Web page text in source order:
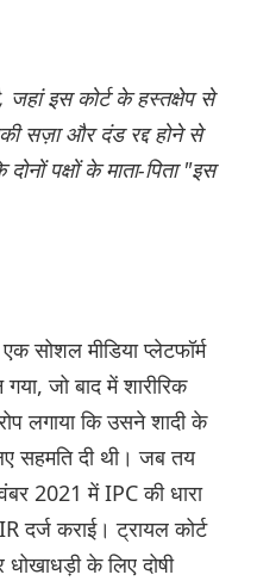
इस कोर्ट के हस्तक्षेप से
सज़ा और दंड रद्द होने से
पक्षों के माता-पिता "इस
सोशल मीडिया प्लेटफॉर्म
जो बाद में शारीरिक
लगाया कि उसने शादी के
सहमति दी थी। जब तय
2021 में IPC की धारा
कराई। ट्रायल कोर्ट
के लिए दोषी